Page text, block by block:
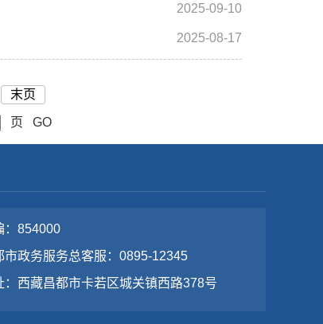
2025-09-10
2025-08-17
末页
页 GO
：854000
市政务服务总客服：0895-12345
：西藏昌都市卡若区城关镇西路378号